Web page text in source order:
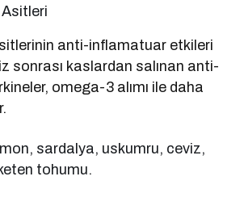
anti-inflamatuar etkileri
sonrası kaslardan salınan anti-
omega-3 alımı ile daha
sardalya, uskumru, ceviz,
tohumu.